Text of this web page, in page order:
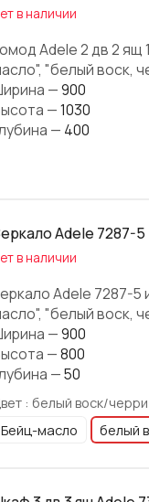
в наличии
Adele 2 дв 2 ящ
"белый воск,
—900
—1030
— 400
Adele 7287-5
в наличии
Adele 7287-5
"белый воск,
—900
—800
—50
: белый воск/черри
Бейц-масло
белый